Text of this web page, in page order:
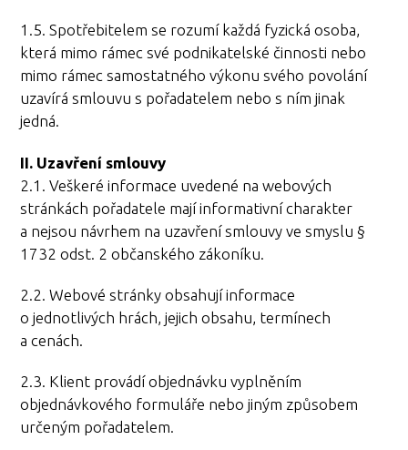
1.5. Spotřebitelem se rozumí každá fyzická osoba,
která mimo rámec své podnikatelské činnosti nebo
mimo rámec samostatného výkonu svého povolání
uzavírá smlouvu s pořadatelem nebo s ním jinak
jedná.
II. Uzavření smlouvy
2.1. Veškeré informace uvedené na webových
stránkách pořadatele mají informativní charakter
a nejsou návrhem na uzavření smlouvy ve smyslu §
1732 odst. 2 občanského zákoníku.
2.2. Webové stránky obsahují informace
o jednotlivých hrách, jejich obsahu, termínech
a cenách.
2.3. Klient provádí objednávku vyplněním
objednávkového formuláře nebo jiným způsobem
určeným pořadatelem.